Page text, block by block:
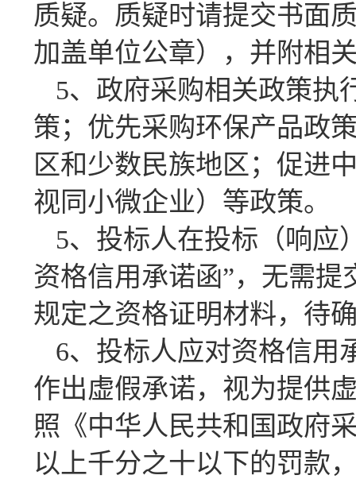
质疑。质疑时请提交书面
加盖单位公章），并附相
5、政府采购相关政策执
策；优先采购环保产品政
区和少数民族地区；促进
视同小微企业）等政策。
5、投标人在投标（响应
资格信用承诺函”，无需
规定之资格证明材料，待
6、投标人应对资格信用
作出虚假承诺，视为提供
照《中华人民共和国政府
以上千分之十以下的罚款